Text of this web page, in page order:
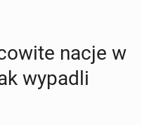
nacje w
wypadli